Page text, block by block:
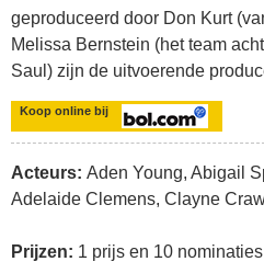
geproduceerd door Don Kurt
Melissa Bernstein (het team
Saul) zijn de uitvoerende
Koop online bij
Acteurs: Aden Young, Abigail
Adelaide Clemens, Clayne
Prijzen: 1 prijs en 10 nominaties